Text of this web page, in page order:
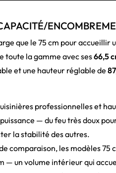
que le 75 cm pour accueillir
toute la gamme avec ses66,5
et une hauteur réglable de
professionnelles et
— du feu très doux
la stabilité des autres.
comparaison, les modèles 75
— un volume intérieur qui